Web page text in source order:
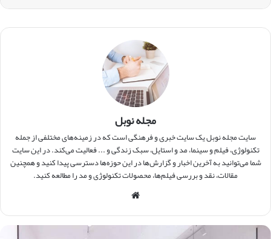
مجله نوبل
سایت مجله نوبل یک سایت خبری و فرهنگی است که در زمینه‌های مختلفی از جمله
تکنولوژی، فیلم و سینما، مد و استایل، سبک زندگی و ... فعالیت می‌کند. در این سایت
شما می‌توانید به آخرین اخبار و گزارش‌ها در این حوزه‌ها دسترسی پیدا کنید و همچنین
مقالات، نقد و بررسی فیلم‌ها، محصولات تکنولوژی و مد را مطالعه کنید.